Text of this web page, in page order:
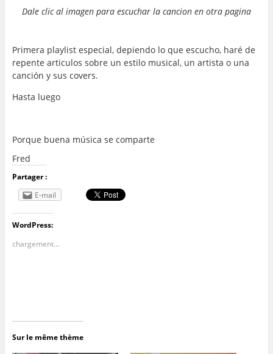
Dale clic al imagen para escuchar la cancion en otra pagina
Primera playlist especial, depiendo lo que escucho, haré de
repente articulos sobre un estilo musical, un artista o una
canción y sus covers.
Hasta luego
Porque buena música se comparte
Fred
Partager :
E-mail
WordPress:
chargement…
Sur le même thème